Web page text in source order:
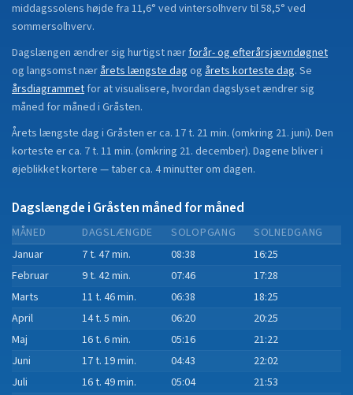
middagssolens højde fra 11,6° ved vintersolhverv til 58,5° ved
sommersolhverv.
Dagslængen ændrer sig hurtigst nærforår- og efterårsjævndøgnet
og langsomst nærårets længste dag og årets korteste dag. Se
årsdiagrammetfor at visualisere, hvordan dagslyset ændrer sig
måned for måned i Gråsten.
Årets længste dag i Gråsten er ca. 17 t. 21 min. (omkring 21. juni). Den
korteste er ca. 7 t. 11 min. (omkring 21. december). Dagene bliver i
øjeblikketkortere —taberca. 4minutterom dagen.
Dagslængde i Gråsten måned for måned
MÅNED DAGSLÆNGDE SOLOPGANG
SOLNEDGANG
Januar
7 t. 47 min. 08:38
16:25
Februar
9 t. 42 min. 07:46
17:28
Marts
11 t. 46 min. 06:38
18:25
April
14 t. 5 min. 06:20
20:25
Maj
16 t. 6 min. 05:16
21:22
Juni
17 t. 19 min. 04:43
22:02
Juli
16 t. 49 min. 05:04
21:53